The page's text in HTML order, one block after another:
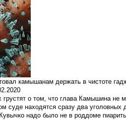
камышанам держать в чистоте
грустят о том, что глава Камышина не
суде находятся сразу два уголовных
надо было не в роддоме